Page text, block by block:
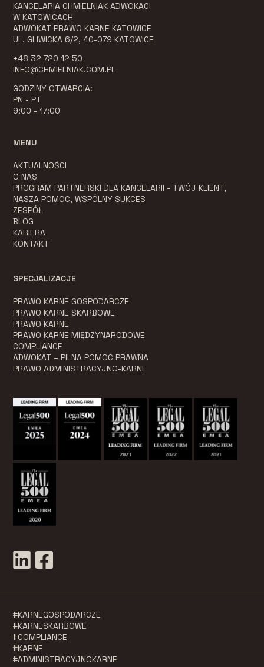
KANCELARIA CHMIELNIAK ADWOKACI
W KATOWICACH
ADWOKAT PRAWO KARNE KATOWICE
UL. GLIWICKA 6/2, 40-079 KATOWICE
+48 32 720 12 50
INFO@CHMIELNIAK.COM.PL
GODZINY OTWARCIA:
PN - PT
9:00 - 17:00
MENU
AKTUALNOŚCI
O NAS
PROGRAM PARTNERSKI DLA KANCELARII - TWÓJ KLIENT,
NASZA POMOC, WSPÓLNY SUKCES
ZESPÓŁ
BLOG
KARIERA
KONTAKT
SPECJALIZACJE
PRAWO KARNE GOSPODARCZE
PRAWO KARNE SKARBOWE
PRAWO KARNE
PRAWO KARNE MIĘDZYNARODOWE
COMPLIANCE
ADWOKAT – PILNA POMOC PRAWNA
PRAWO ADMINISTRACYJNO-KARNE
#KARNEGOSPODARCZE
#KARNESKARBOWE
#COMPLIANCE
#KARNE
#ADMINISTRACYJNOKARNE